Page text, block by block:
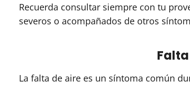
Recuerda consultar siempre con tu
severos o acompañados de otros
La falta de aire es un síntoma común